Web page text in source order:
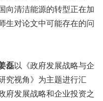
向清洁能源的转型正在加
生对论文中可能存在的问
磊以《政府发展战略与企
视角》为主题进行汇
府发展战略和企业投资之